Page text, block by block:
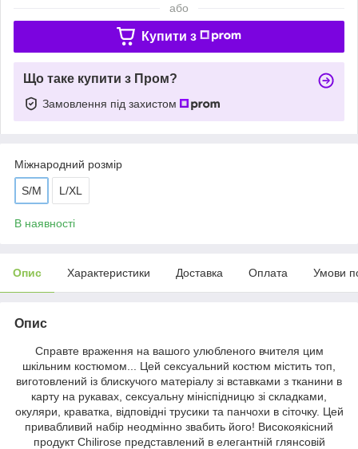
або
Купити з
Що таке купити з Пром?
Замовлення під захистом
Міжнародний розмір
S/M L/XL
В наявності
Опис Характеристики Доставка Оплата Умови
Опис
Справте враження на вашого улюбленого вчителя цим
шкільним костюмом... Цей сексуальний костюм містить топ,
виготовлений із блискучого матеріалу зі вставками з тканини в
карту на рукавах, сексуальну мініспідницю зі складками,
окуляри, краватка, відповідні трусики та панчохи в сіточку. Цей
привабливий набір неодмінно звабить його! Високоякісний
продукт Chilirose представлений в елегантній глянсовій